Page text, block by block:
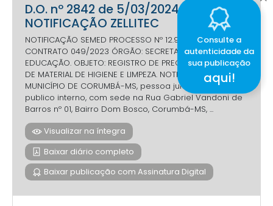
D.O. nº 2842 de 5/03/2024 -
NOTIFICAÇÃO ZELLITEC
NOTIFICAÇÃO SEMED PROCESSO Nº 12.976/2023 - CARTA
CONTRATO 049/2023 ÓRGÃO: SECRETARIA MUNICIPAL DE
EDUCAÇÃO. OBJETO: REGISTRO DE PREÇOS - AQUISIÇÃO
DE MATERIAL DE HIGIENE E LIMPEZA. NOTIFICANTE:
MUNICÍPIO DE CORUMBÁ-MS, pessoa jurídica de direito
publico interno, com sede na Rua Gabriel Vandoni de
Barros nº 01, Bairro Dom Bosco, Corumbá-MS, ...
Visualizar na íntegra
Baixar diário completo
Baixar publicação com Assinatura Digital
Consulte a
autenticidade da
sua publicação
aqui!